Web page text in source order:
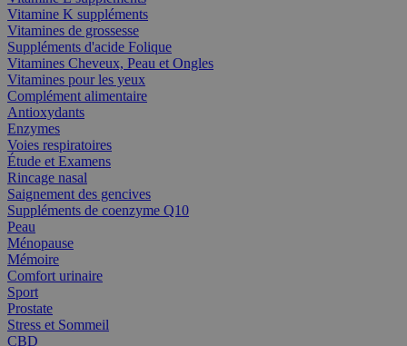
Vitamine K suppléments
Vitamines de grossesse
Suppléments d'acide Folique
Vitamines Cheveux, Peau et Ongles
Vitamines pour les yeux
Complément alimentaire
Antioxydants
Enzymes
Voies respiratoires
Étude et Examens
Rincage nasal
Saignement des gencives
Suppléments de coenzyme Q10
Peau
Ménopause
Mémoire
Comfort urinaire
Sport
Prostate
Stress et Sommeil
CBD